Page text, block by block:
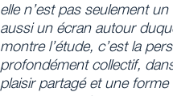
elle n’est pas seulement
aussi un écran autour
montre l’étude, c’est la
profondément collectif,
plaisir partagé et une